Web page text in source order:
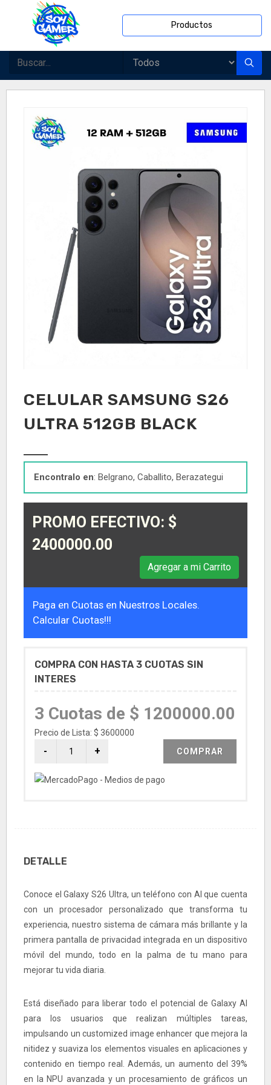
Productos
CELULAR SAMSUNG S26
ULTRA 512GB BLACK
Encontralo en: Belgrano, Caballito, Berazategui
PROMO EFECTIVO: $
2400000.00
Agregar a mi Carrito
Paga en Cuotas en Nuestros Locales.
Calcular Cuotas!!!
COMPRA CON HASTA 3 CUOTAS SIN
INTERES
3 Cuotas de $ 1200000.00
Precio de Lista: $ 3600000
COMPRAR
DETALLE
Conoce el Galaxy S26 Ultra, un teléfono con AI que cuenta
con un procesador personalizado que transforma tu
experiencia, nuestro sistema de cámara más brillante y la
primera pantalla de privacidad integrada en un dispositivo
móvil del mundo, todo en la palma de tu mano para
mejorar tu vida diaria.
Está diseñado para liberar todo el potencial de Galaxy AI
para los usuarios que realizan múltiples tareas,
impulsando un customized image enhancer que mejora la
nitidez y suaviza los elementos visuales en aplicaciones y
contenido en tiempo real. Además, un aumento del 39%
en la NPU avanzada y un procesamiento de gráficos un